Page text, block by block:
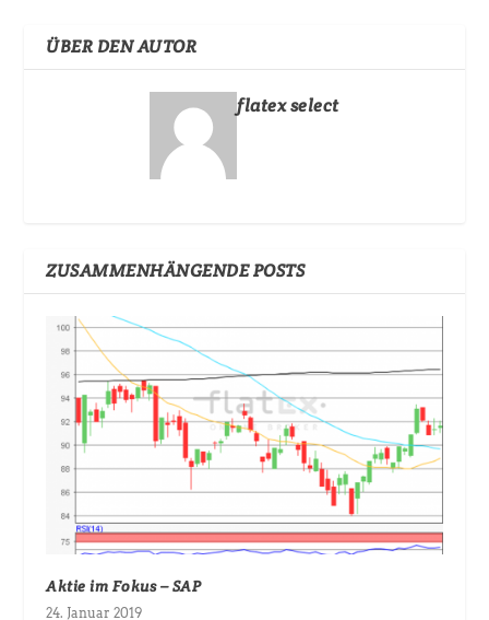
ÜBER DEN AUTOR
flatex select
ZUSAMMENHÄNGENDE POSTS
Aktie im Fokus – SAP
24. Januar 2019